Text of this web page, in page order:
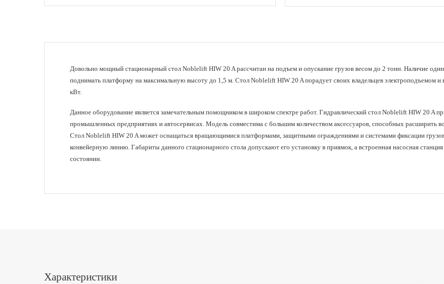
Мощность двигателя
Характеристики двигателя
380В, 50Гц,
Масса (кг)
Довольно мощный стационарный стол Noblelift HIW 20 Aрассчитан на подъем и опускание грузов весом до 2 тонн. Наличие
поднимать платформу на максимальную высоту до 1,5 м. Стол Noblelift HIW 20 A порадует своих владельцев электроподъемом
кВт.
Данное оборудование является замечательным помощником в широком спектре работ. Гидравлический стол Noblelift HIW 20 A
промышленных предприятиях и автосервисах. Модель совместима с большим количеством аксессуаров, способных расширить
Стол Noblelift HIW 20 A может оснащаться вращающимися платформами, защитными ограждениями и системами фиксации
конвейерную линию. Габариты данного стационарного стола допускают его установку в приямок, а встроенная насосная
состоянии.
Характеристики